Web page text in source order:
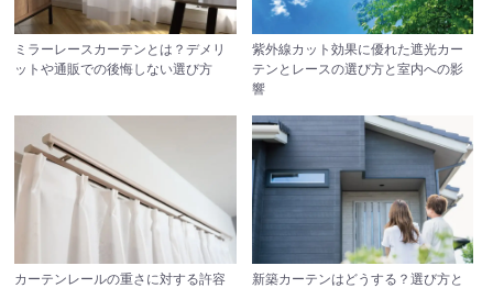
ミラーレースカーテンとは？デメリ
ットや通販での後悔しない選び方
紫外線カット効果に優れた遮光カー
テンとレースの選び方と室内への影
響
カーテンレールの重さに対する許容
新築カーテンはどうする？選び方と